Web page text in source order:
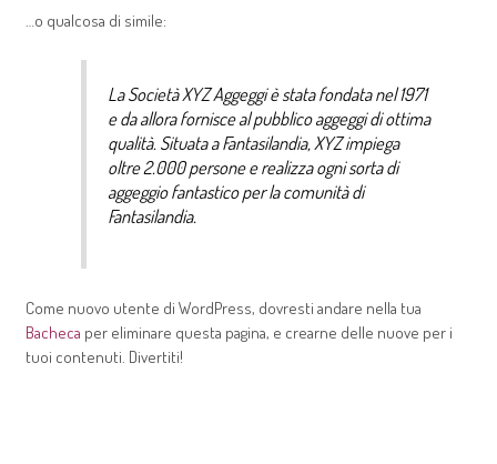
…o qualcosa di simile:
La Società XYZ Aggeggi è stata fondata nel 1971
e da allora fornisce al pubblico aggeggi di ottima
qualità. Situata a Fantasilandia, XYZ impiega
oltre 2.000 persone e realizza ogni sorta di
aggeggio fantastico per la comunità di
Fantasilandia.
Come nuovo utente di WordPress, dovresti andare nella tua
Bacheca per eliminare questa pagina, e crearne delle nuove per i
tuoi contenuti. Divertiti!